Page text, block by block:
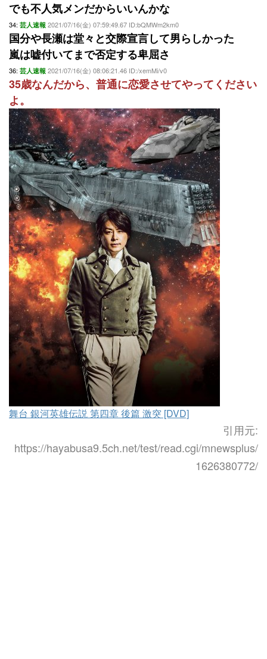
でも不人気メンだからいいんかな
34: 芸人速報 2021/07/16(金) 07:59:49.67 ID:bQMWm2km0
国分や長瀬は堂々と交際宣言して男らしかった
嵐は嘘付いてまで否定する卑屈さ
36: 芸人速報 2021/07/16(金) 08:06:21.46 ID:/xemMi/v0
35歳なんだから、普通に恋愛させてやってください
よ。
舞台 銀河英雄伝説 第四章 後篇 激突 [DVD]
引用元:
https://hayabusa9.5ch.net/test/read.cgi/mnewsplus/
1626380772/